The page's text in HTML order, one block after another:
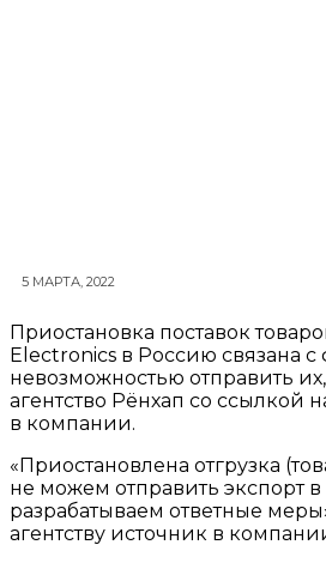
5 МАРТА, 2022
Приостановка поставок
Electronics в Россию связана
невозможностью отправить
агентство Рёнхап со ссылкой
в компании.
«Приостановлена отгрузка
не можем отправить экспорт
разрабатываем ответные
агентству источник в